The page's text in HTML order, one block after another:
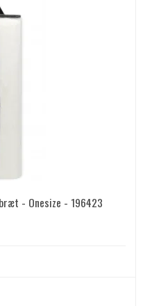
- Onesize - 196423